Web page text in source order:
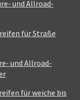
und Allroad-
für Straße
und Allroad-
für weiche bis